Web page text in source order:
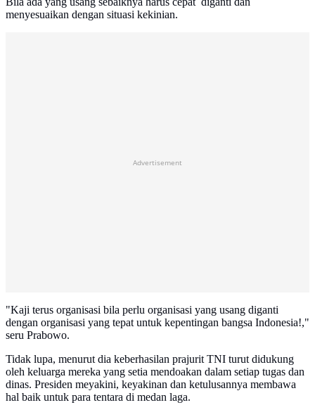
menyesuaikan dengan situasi kekinian.
Advertisement
"Kaji terus organisasi bila perlu organisasi yang usang diganti
dengan organisasi yang tepat untuk kepentingan bangsa Indonesia!,"
seru Prabowo.
Tidak lupa, menurut dia keberhasilan prajurit TNI turut didukung
oleh keluarga mereka yang setia mendoakan dalam setiap tugas dan
dinas. Presiden meyakini, keyakinan dan ketulusannya membawa
hal baik untuk para tentara di medan laga.